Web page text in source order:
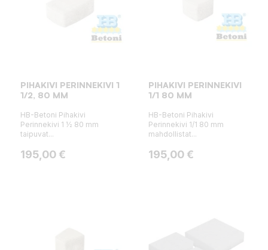
PIHAKIVI PERINNEKIVI 1
1/2, 80 MM
HB-Betoni Pihakivi
Perinnekivi 1 ½ 80 mm
taipuvat...
Hinta
195,00 €
PIHAKIVI PERINNEKIVI
1/1 80 MM
HB-Betoni Pihakivi
Perinnekivi 1/1 80 mm
mahdollistat...
Hinta
195,00 €